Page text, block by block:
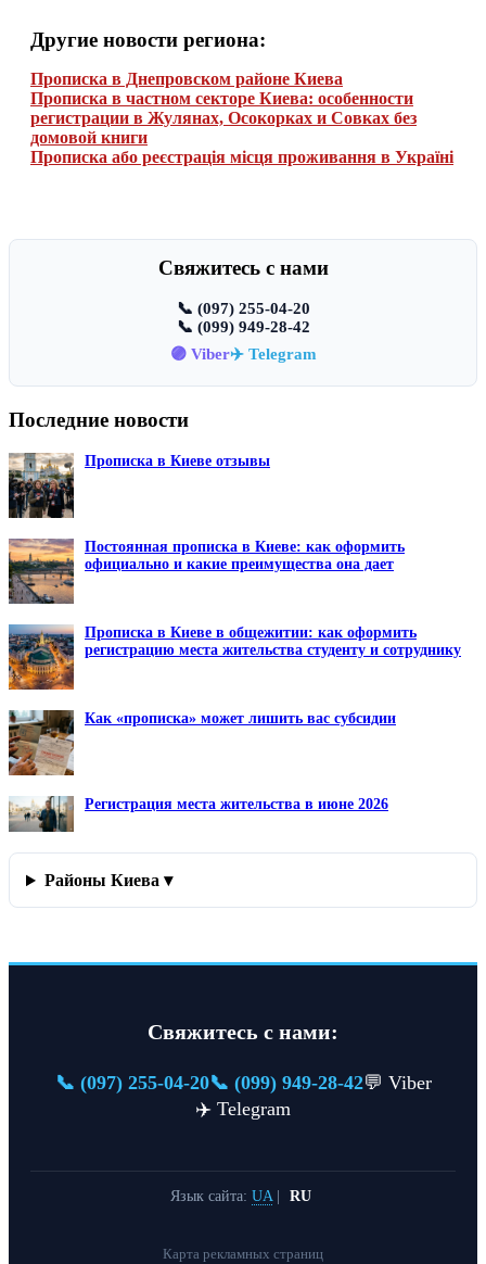
Другие новости региона:
Прописка в Днепровском районе Киева
Прописка в частном секторе Киева: особенности
регистрации в Жулянах, Осокорках и Совках без
домовой книги
Прописка або реєстрація місця проживання в Україні
Свяжитесь с нами
📞 (097) 255-04-20
📞 (099) 949-28-42
🟣 Viber✈️ Telegram
Последние новости
Прописка в Киеве отзывы
Постоянная прописка в Киеве: как оформить
официально и какие преимущества она дает
Прописка в Киеве в общежитии: как оформить
регистрацию места жительства студенту и сотруднику
Как «прописка» может лишить вас субсидии
Регистрация места жительства в июне 2026
Районы Киева ▾
Свяжитесь с нами:
📞 (097) 255-04-20📞 (099) 949-28-42💬 Viber
✈️ Telegram
Язык сайта: UA| RU
Карта рекламных страниц